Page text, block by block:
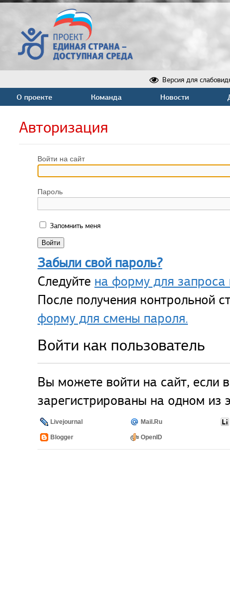
Версия для
О проекте Команда Новости
Авторизация
Войти на сайт
Пароль
Запомнить меня
Забыли свой пароль?
Следуйте на форму для запроса
После получения контрольной
форму для смены пароля.
Войти как пользователь
Вы можете войти на сайт, если
зарегистрированы на одном из
Livejournal Mail.Ru
Blogger OpenID